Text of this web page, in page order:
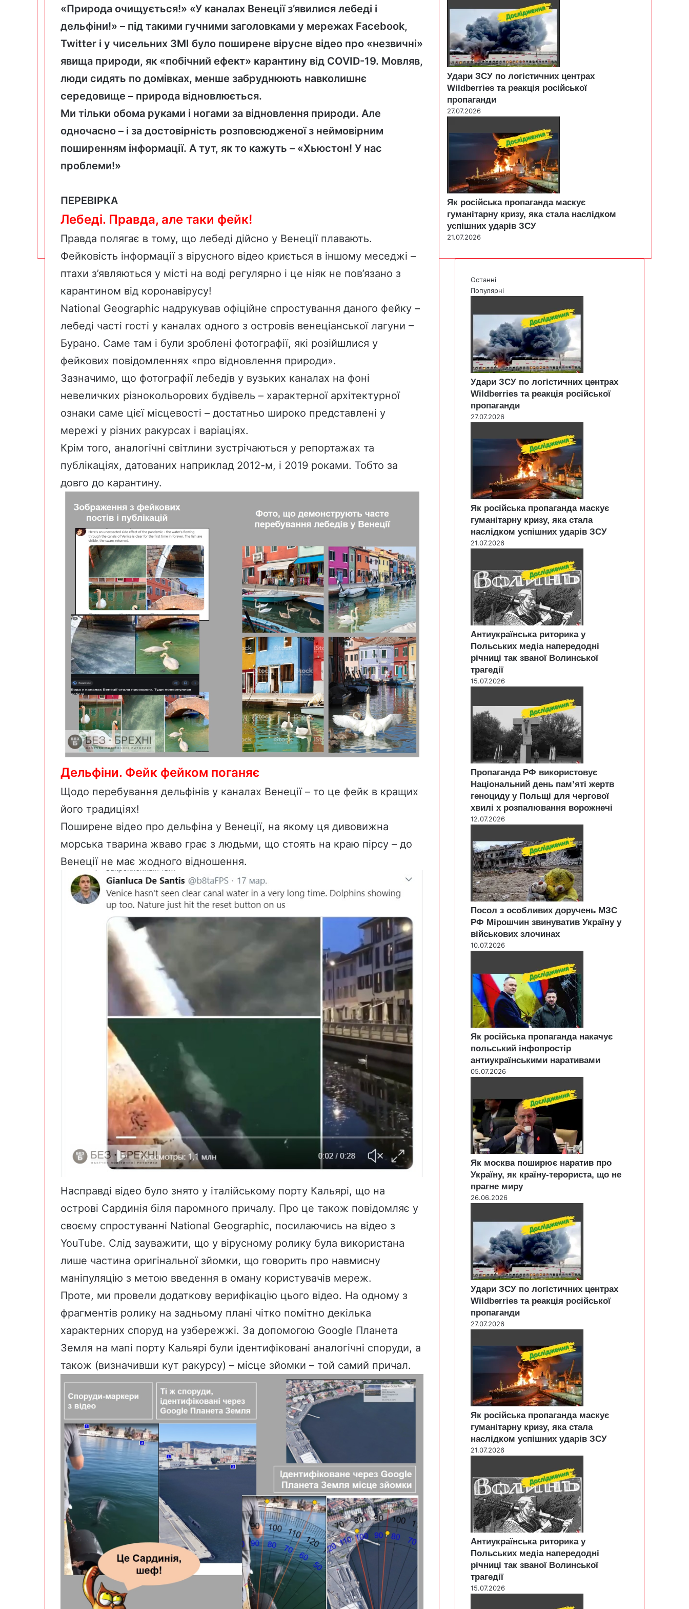
«Природа очищується!» «У каналах Венеції з’явилися лебеді і
дельфіни!» – під такими гучними заголовками у мережах Facebook,
Twitter і у чисельних ЗМІ було поширене вірусне відео про «незвичні»
явища природи, як «побічний ефект» карантину від COVID-19. Мовляв,
люди сидять по домівках, менше забруднюють навколишнє
середовище – природа відновлюється.
Ми тільки обома руками і ногами за відновлення природи. Але
одночасно – і за достовірність розповсюдженої з неймовірним
поширенням інформації. А тут, як то кажуть – «Хьюстон! У нас
проблеми!»
ПЕРЕВІРКА
Лебеді. Правда, але таки фейк!
Правда полягає в тому, що лебеді дійсно у Венеції плавають.
Фейковість інформації з вірусного відео криється в іншому меседжі –
птахи з’являються у місті на воді регулярно і це ніяк не пов’язано з
карантином від коронавірусу!
National Geographic надрукував офіційне спростування даного фейку –
лебеді часті гості у каналах одного з островів венеціанської лагуни –
Бурано. Саме там і були зроблені фотографії, які розійшлися у
фейкових повідомленнях «про відновлення природи».
Зазначимо, що фотографії лебедів у вузьких каналах на фоні
невеличких різнокольорових будівель – характерної архітектурної
ознаки саме цієї місцевості – достатньо широко представлені у
мережі у різних ракурсах і варіаціях.
Крім того, аналогічні світлини зустрічаються у репортажах та
публікаціях, датованих наприклад 2012-м, і 2019 роками. Тобто за
довго до карантину.
Дельфіни. Фейк фейком поганяє
Щодо перебування дельфінів у каналах Венеції – то це фейк в кращих
його традиціях!
Поширене відео про дельфіна у Венеції, на якому ця дивовижна
морська тварина жваво грає з людьми, що стоять на краю пірсу – до
Венеції не має жодного відношення.
Насправді відео було знято у італійському порту Кальярі, що на
острові Сардинія біля паромного причалу. Про це також повідомляє у
своєму спростуванні National Geographic, посилаючись на відео з
YouTube. Слід зауважити, що у вірусному ролику була використана
лише частина оригінальної зйомки, що говорить про навмисну
маніпуляцію з метою введення в оману користувачів мереж.
Проте, ми провели додаткову верифікацію цього відео. На одному з
фрагментів ролику на задньому плані чітко помітно декілька
характерних споруд на узбережжі. За допомогою Google Планета
Земля на мапі порту Кальярі були ідентифіковані аналогічні споруди, а
також (визначивши кут ракурсу) – місце зйомки – той самий причал.
Удари ЗСУ по логістичних центрах
Wildberries та реакція російської
пропаганди
27.07.2026
Як російська пропаганда маскує
гуманітарну кризу, яка стала наслідком
успішних ударів ЗСУ
21.07.2026
Останні
Популярні
Удари ЗСУ по логістичних центрах
Wildberries та реакція російської
пропаганди
27.07.2026
Як російська пропаганда маскує
гуманітарну кризу, яка стала
наслідком успішних ударів ЗСУ
21.07.2026
Антиукраїнська риторика у
Польських медіа напередодні
річниці так званої Волинської
трагедії
15.07.2026
Пропаганда РФ використовує
Національний день пам’яті жертв
геноциду у Польщі для чергової
хвилі х розпалювання ворожнечі
12.07.2026
Посол з особливих доручень МЗС
РФ Мірошчин звинуватив Україну у
військових злочинах
10.07.2026
Як російська пропаганда накачує
польський інфопростір
антиукраїнськими наративами
05.07.2026
Як москва поширює наратив про
Україну, як країну-терориста, що не
прагне миру
26.06.2026
Удари ЗСУ по логістичних центрах
Wildberries та реакція російської
пропаганди
27.07.2026
Як російська пропаганда маскує
гуманітарну кризу, яка стала
наслідком успішних ударів ЗСУ
21.07.2026
Антиукраїнська риторика у
Польських медіа напередодні
річниці так званої Волинської
трагедії
15.07.2026